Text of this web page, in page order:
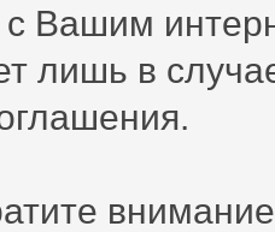
с Вашим
лишь в